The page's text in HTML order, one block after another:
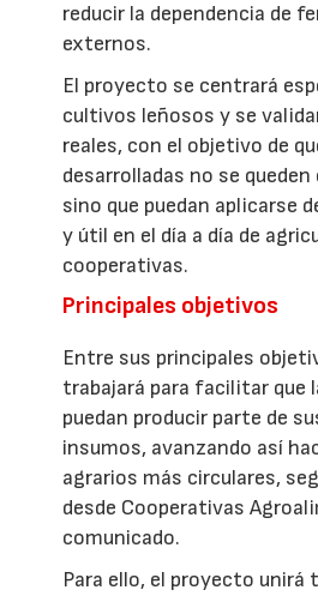
reducir la dependencia de
externos.
El proyecto se centrará
cultivos leñosos y se
reales, con el objetivo de
desarrolladas no se
sino que puedan aplicarse
y útil en el día a día de
cooperativas.
Principales objetivos
Entre sus principales
trabajará para facilitar que
puedan producir parte de
insumos, avanzando así
agrarios más circulares,
desde Cooperativas
comunicado.
Para ello, el proyecto unirá